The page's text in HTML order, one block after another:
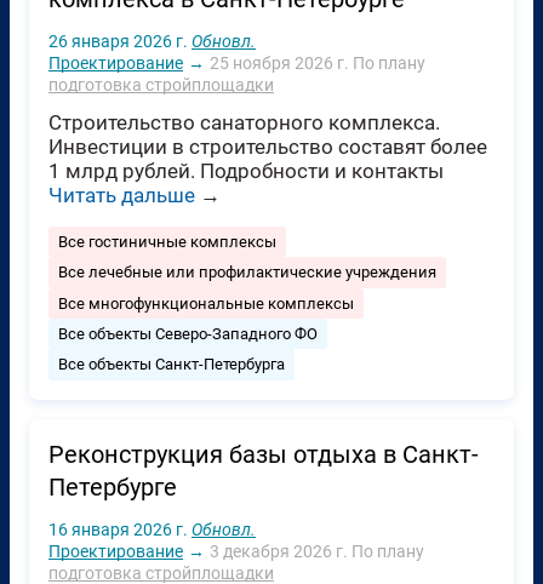
26 января 2026 г. Обновл.
Проектирование → 25 ноября 2026 г. По плану
подготовка стройплощадки
Строительство санаторного комплекса.
Инвестиции в строительство составят более
1 млрд рублей. Подробности и контакты
Читать дальше →
Все гостиничные комплексы
Все лечебные или профилактические учреждения
Все многофункциональные комплексы
Все объекты Северо-Западного ФО
Все объекты Санкт-Петербурга
Реконструкция базы отдыха в Санкт-
Петербурге
16 января 2026 г. Обновл.
Проектирование → 3 декабря 2026 г. По плану
подготовка стройплощадки